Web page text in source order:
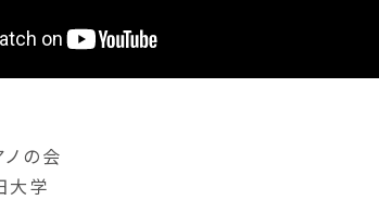
の会
大学